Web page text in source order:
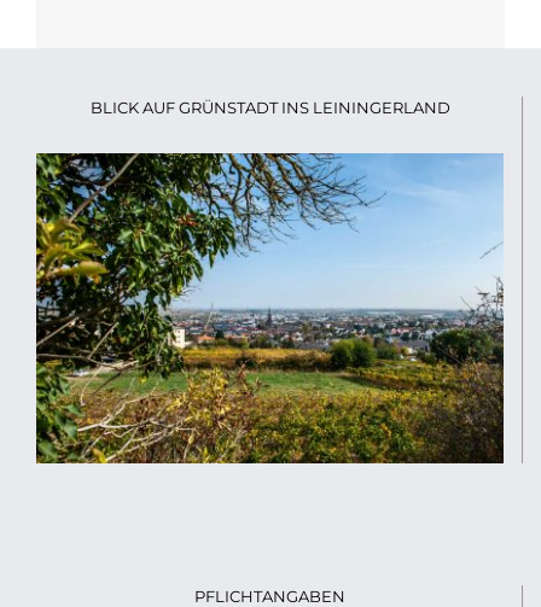
BLICK AUF GRÜNSTADT INS LEININGERLAND
PFLICHTANGABEN